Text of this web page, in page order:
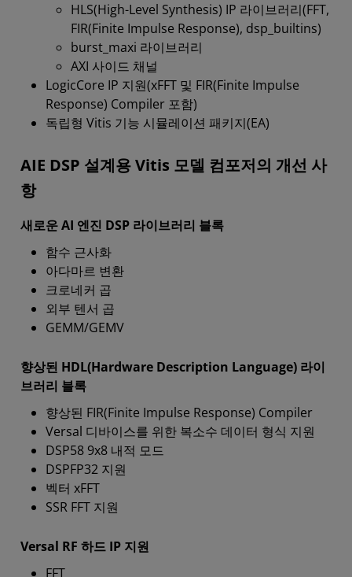
HLS(High-Level Synthesis) IP 라이브러리(FFT,
FIR(Finite Impulse Response), dsp_builtins)
burst_maxi 라이브러리
AXI 사이드 채널
LogicCore IP 지원(xFFT 및 FIR(Finite Impulse
Response) Compiler 포함)
독립형 Vitis 기능 시뮬레이션 패키지(EA)
AIE DSP 설계용 Vitis 모델 컴포저의 개선 사
항
새로운 AI 엔진 DSP 라이브러리 블록
함수 근사화
아다마르 변환
크로네커 곱
외부 텐서 곱
GEMM/GEMV
향상된 HDL(Hardware Description Language) 라이
브러리 블록
향상된 FIR(Finite Impulse Response) Compiler
Versal 디바이스를 위한 복소수 데이터 형식 지원
DSP58 9x8 내적 모드
DSPFP32 지원
벡터 xFFT
SSR FFT 지원
Versal RF 하드 IP 지원
FFT